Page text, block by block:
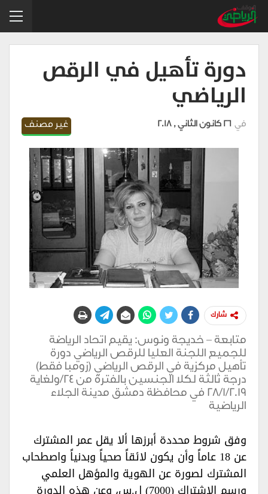
دورة تأهيل في الرقص
الرياضي
غير مصنف في 26 كانون الثاني , 2018
شارك
متابعة – خديجة ونوس: يقيم اتحاد الرياضة
للجميع اللجنة العليا للرقص الرياضي دورة
تأهيل مركزية في الرقص الرياضي (زومبا فقط)
درجة ثالثة لكلا الجنسين بالفترة من 24/ولغاية
28/1/2019 في محافظة دمشق مدينة الجلاء
الرياضية
وفق شروط محددة أبرزها ألا يقل عمر المشترك
عن 18 عاماً وأن يكون لائقاً صحياً وبدنياً واصطحاب
المشترك لصورة عن الهوية والمؤهل العلمي